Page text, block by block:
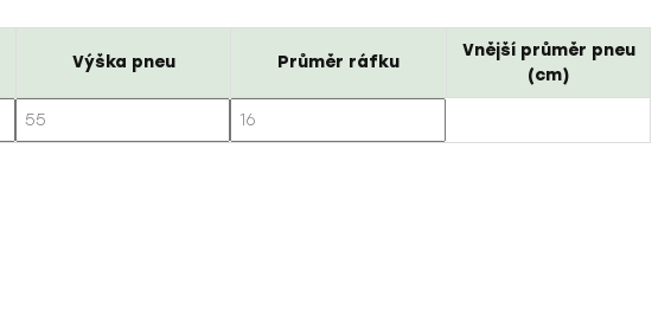
Výška pneu Průměr ráfku
Vnější průměr pneu
(cm)